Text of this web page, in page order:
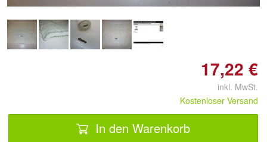
17,22 €
inkl. MwSt.
Kostenloser Versand
In den Warenkorb